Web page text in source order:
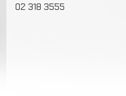
02 318 3555